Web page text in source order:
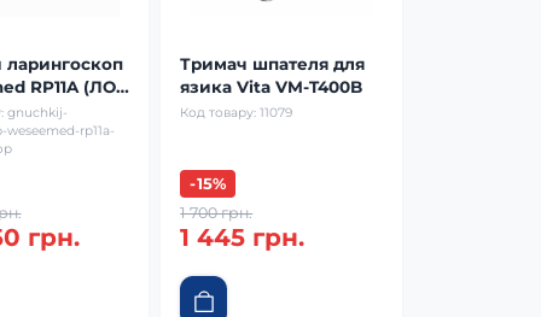
ларингоскоп
RP11A (ЛОР
gnuchkij-
weseemed-rp11a-
грн.
Тримач шпателя для
язика Vita VM-T400B
Код товару:11079
-15%
1 700 грн.
1 445 грн.